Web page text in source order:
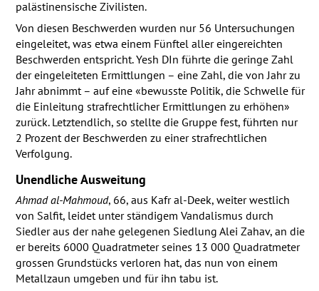
palästinensische Zivilisten.
Von diesen Beschwerden wurden nur 56 Untersuchungen
eingeleitet, was etwa einem Fünftel aller eingereichten
Beschwerden entspricht. Yesh DIn führte die geringe Zahl
der eingeleiteten Ermittlungen – eine Zahl, die von Jahr zu
Jahr abnimmt – auf eine «bewusste Politik, die Schwelle für
die Einleitung strafrechtlicher Ermittlungen zu erhöhen»
zurück. Letztendlich, so stellte die Gruppe fest, führten nur
2 Prozent der Beschwerden zu einer strafrechtlichen
Verfolgung.
Unendliche Ausweitung
Ahmad al-Mahmoud, 66, aus Kafr al-Deek, weiter westlich
von Salfit, leidet unter ständigem Vandalismus durch
Siedler aus der nahe gelegenen Siedlung Alei Zahav, an die
er bereits 6000 Quadratmeter seines 13 000 Quadratmeter
grossen Grundstücks verloren hat, das nun von einem
Metallzaun umgeben und für ihn tabu ist.